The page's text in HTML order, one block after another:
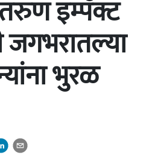
इम्पॅक्ट
जगभरातल्या
भुरळ